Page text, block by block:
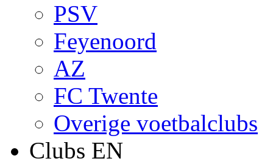
PSV
Feyenoord
AZ
FC Twente
Overige voetbalclubs
Clubs EN